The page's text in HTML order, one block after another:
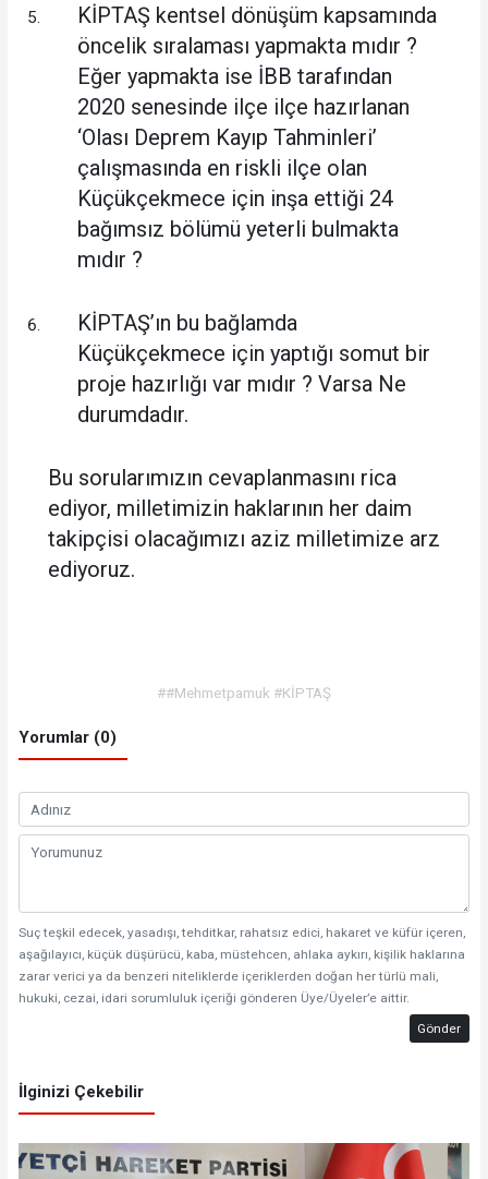
KİPTAŞ kentsel dönüşüm kapsamında
öncelik sıralaması yapmakta mıdır ?
Eğer yapmakta ise İBB tarafından
2020 senesinde ilçe ilçe hazırlanan
‘Olası Deprem Kayıp Tahminleri’
çalışmasında en riskli ilçe olan
Küçükçekmece için inşa ettiği 24
bağımsız bölümü yeterli bulmakta
mıdır ?
KİPTAŞ’ın bu bağlamda
Küçükçekmece için yaptığı somut bir
proje hazırlığı var mıdır ? Varsa Ne
durumdadır.
Bu sorularımızın cevaplanmasını rica
ediyor, milletimizin haklarının her daim
takipçisi olacağımızı aziz milletimize arz
ediyoruz.
##Mehmetpamuk #KİPTAŞ
Yorumlar (0)
Suç teşkil edecek, yasadışı, tehditkar, rahatsız edici, hakaret ve küfür içeren,
aşağılayıcı, küçük düşürücü, kaba, müstehcen, ahlaka aykırı, kişilik haklarına
zarar verici ya da benzeri niteliklerde içeriklerden doğan her türlü mali,
hukuki, cezai, idari sorumluluk içeriği gönderen Üye/Üyeler’e aittir.
Gönder
İlginizi Çekebilir